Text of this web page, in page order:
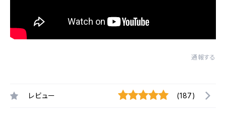
通報する
レビュー (187)